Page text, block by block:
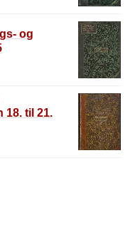
og
18. til 21.